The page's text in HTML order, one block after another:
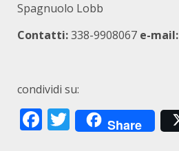
Spagnuolo Lobb
Contatti:338-9908067 e-mail:
condividi su:
Facebook
Twitter
Share